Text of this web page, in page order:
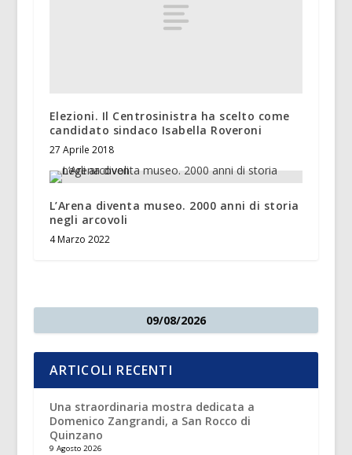
Elezioni. Il Centrosinistra ha scelto come
candidato sindaco Isabella Roveroni
27 Aprile 2018
L’Arena diventa museo. 2000 anni di storia
negli arcovoli
4 Marzo 2022
09/08/2026
ARTICOLI RECENTI
Una straordinaria mostra dedicata a
Domenico Zangrandi, a San Rocco di
Quinzano
9 Agosto 2026